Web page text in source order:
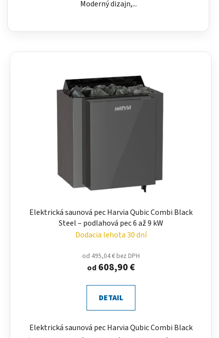
Moderný dizajn,...
Elektrická saunová pec Harvia Qubic Combi Black
Steel – podlahová pec 6 až 9 kW
Dodacia lehota 30 dní
od 495,04 € bez DPH
od608,90 €
DETAIL
Elektrická saunová pec Harvia Qubic Combi Black